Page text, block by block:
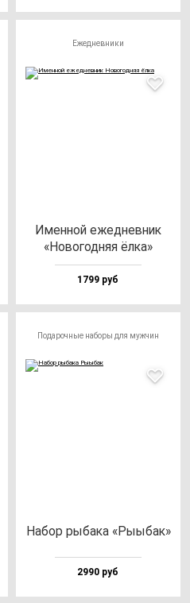
Ежедневники
Имен­ной ежед­нев­ник
«Ново­год­няя ёл­ка»
1799 руб
Подарочные наборы для мужчин
Набор ры­ба­ка «Рыыбак»
2990 руб